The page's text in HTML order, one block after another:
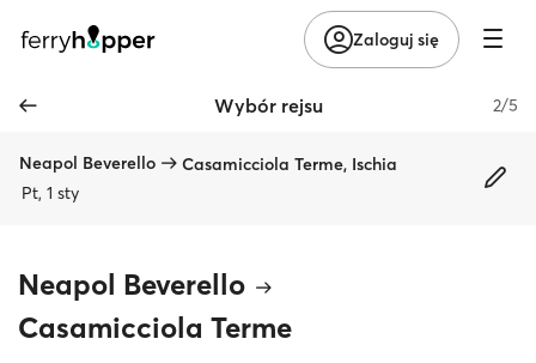
Zaloguj się
Wybór rejsu 2/5
Neapol Beverello
Casamicciola Terme, Ischia
Pt, 1 sty
Neapol Beverello
Casamicciola Terme